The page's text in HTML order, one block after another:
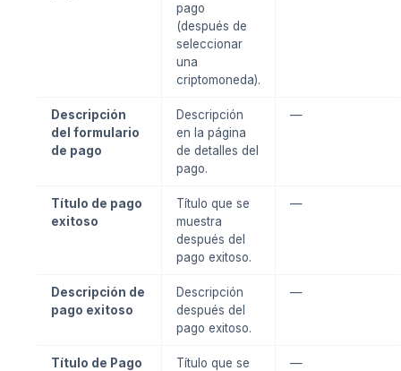
pago
(después de
seleccionar
una
criptomoneda).
Descripción
del formulario
de pago
Descripción
en la página
de detalles del
pago.
—
Título de pago
exitoso
Título que se
muestra
después del
pago exitoso.
—
Descripción de
pago exitoso
Descripción
después del
pago exitoso.
—
Título de Pago
Título que se
—